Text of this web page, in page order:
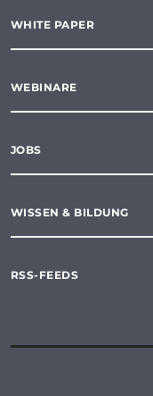
WHITE PAPER
WEBINARE
JOBS
WISSEN & BILDUNG
RSS-FEEDS